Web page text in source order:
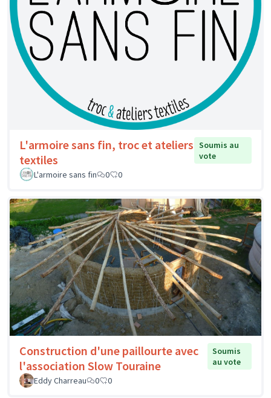
L'armoire sans fin, troc et ateliers
textiles
Soumis au
vote
L'armoire sans fin
0 0
Construction d'une paillourte avec
l'association Slow Touraine
Soumis
au vote
Eddy Charreau
0 0